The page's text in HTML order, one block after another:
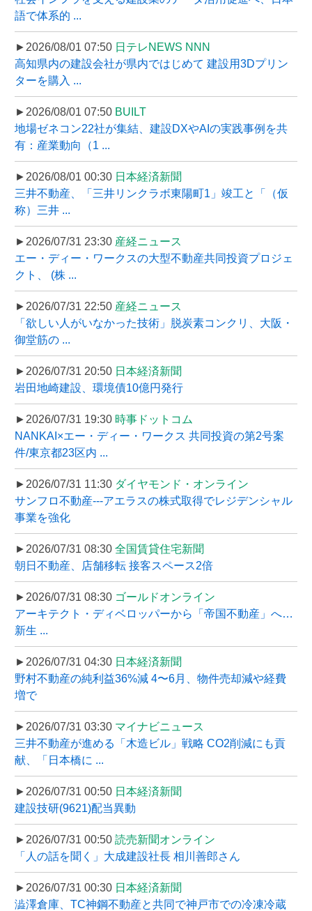
語で体系的 ...
►2026/08/01 07:50 日テレNEWS NNN
高知県内の建設会社が県内ではじめて 建設用3Dプリン
ターを購入 ...
►2026/08/01 07:50 BUILT
地場ゼネコン22社が集結、建設DXやAIの実践事例を共
有：産業動向（1 ...
►2026/08/01 00:30 日本経済新聞
三井不動産、「三井リンクラボ東陽町1」竣工と「（仮
称）三井 ...
►2026/07/31 23:30 産経ニュース
エー・ディー・ワークスの大型不動産共同投資プロジェ
クト、 (株 ...
►2026/07/31 22:50 産経ニュース
「欲しい人がいなかった技術」脱炭素コンクリ、大阪・
御堂筋の ...
►2026/07/31 20:50 日本経済新聞
岩田地崎建設、環境債10億円発行
►2026/07/31 19:30 時事ドットコム
NANKAI×エー・ディー・ワークス 共同投資の第2号案
件/東京都23区内 ...
►2026/07/31 11:30 ダイヤモンド・オンライン
サンフロ不動産---アエラスの株式取得でレジデンシャル
事業を強化
►2026/07/31 08:30 全国賃貸住宅新聞
朝日不動産、店舗移転 接客スペース2倍
►2026/07/31 08:30 ゴールドオンライン
アーキテクト・ディベロッパーから「帝国不動産」へ…
新生 ...
►2026/07/31 04:30 日本経済新聞
野村不動産の純利益36%減 4〜6月、物件売却減や経費
増で
►2026/07/31 03:30 マイナビニュース
三井不動産が進める「木造ビル」戦略 CO2削減にも貢
献、「日本橋に ...
►2026/07/31 00:50 日本経済新聞
建設技研(9621)配当異動
►2026/07/31 00:50 読売新聞オンライン
「人の話を聞く」大成建設社長 相川善郎さん
►2026/07/31 00:30 日本経済新聞
澁澤倉庫、TC神鋼不動産と共同で神戸市での冷凍冷蔵